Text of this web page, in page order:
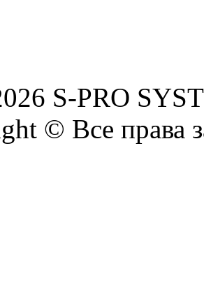
S-PRO
© Все права